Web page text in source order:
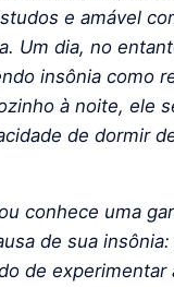
e amável
Um dia, no
insônia como
à noite, ele
de dormir
conhece uma
de sua
de experimentar